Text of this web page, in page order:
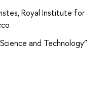
Royal Institute for
and Technology”